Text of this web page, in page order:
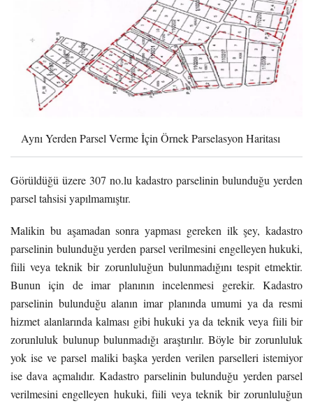
Aynı Yerden Parsel Verme İçin Örnek Parselasyon Haritası
Görüldüğü üzere 307 no.lu kadastro parselinin bulunduğu yerden
parsel tahsisi yapılmamıştır.
Malikin bu aşamadan sonra yapması gereken ilk şey, kadastro
parselinin bulunduğu yerden parsel verilmesini engelleyen hukuki,
fiili veya teknik bir zorunluluğun bulunmadığını tespit etmektir.
Bunun için de imar planının incelenmesi gerekir. Kadastro
parselinin bulunduğu alanın imar planında umumi ya da resmi
hizmet alanlarında kalması gibi hukuki ya da teknik veya fiili bir
zorunluluk bulunup bulunmadığı araştırılır. Böyle bir zorunluluk
yok ise ve parsel maliki başka yerden verilen parselleri istemiyor
ise dava açmalıdır. Kadastro parselinin bulunduğu yerden parsel
verilmesini engelleyen hukuki, fiili veya teknik bir zorunluluğun